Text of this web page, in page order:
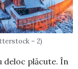
– 2)
deloc plăcute. În